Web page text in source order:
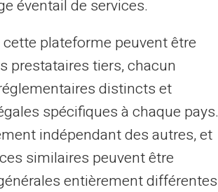
éventail de services.
plateforme peuvent être
prestataires tiers, chacun
distincts et
spécifiques à chaque pays.
indépendant des autres, et
similaires peuvent être
entièrement différentes